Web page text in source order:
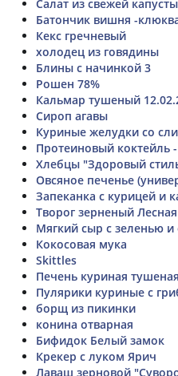
Салат из свежей капусты
Батончик вишня -
Кекс гречневый
холодец из говядины
Блины с начинкой 3
Рошен 78%
Кальмар тушеный
Сироп агавы
Куриные желудки со
Протеиновый коктейль
Хлебцы "Здоровый
Овсяное печенье
Запеканка с курицей и
Творог зерненый
Мягкий сыр с зеленью и
Кокосовая мука
Skittles
Печень куриная
Пулярики куриные с
борщ из пикинки
конина отварная
Бифидок Белый замок
Крекер с луком Ярич
Лаваш зерновой